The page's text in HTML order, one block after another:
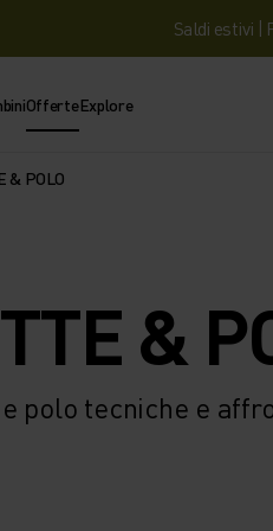
Saldi estivi |
OfferteExplore
& POLO
&
polo tecniche e